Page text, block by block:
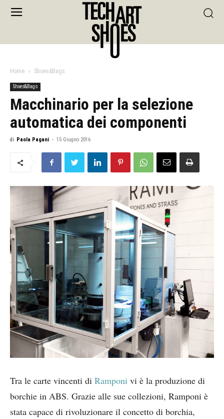
Home Shoes&Bags
Shoes&Bags
Macchinario per la selezione
automatica dei componenti
di Paola Pagani - 15 Giugno 2016
Tra le carte vincenti di Ramponi vi è la produzione di
borchie in ABS. Grazie alle sue collezioni, Ramponi è
stata capace di rivoluzionare il concetto di borchia,